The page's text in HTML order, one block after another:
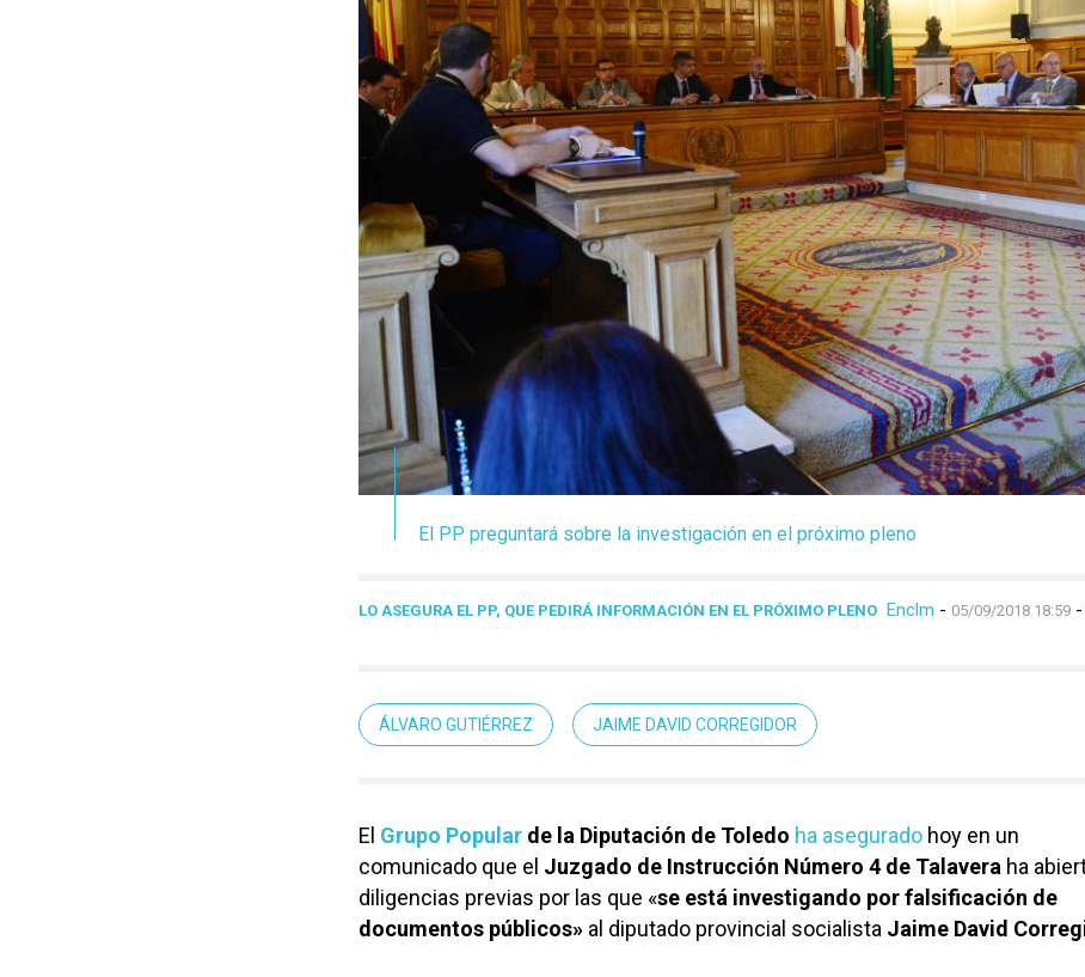
El PP preguntará sobre la investigación en el próximo pleno
LO ASEGURA EL PP, QUE PEDIRÁ INFORMACIÓN EN EL PRÓXIMO PLENO Enclm - 05/09/2018 18:59 -
ÁLVARO GUTIÉRREZ JAIME DAVID CORREGIDOR
El Grupo Popular de la Diputación de Toledo ha asegurado hoy en un
comunicado que el Juzgado de Instrucción Número 4 de Talavera ha
diligencias previas por las que «se está investigando por falsificación de
documentos públicos» al diputado provincial socialista Jaime David